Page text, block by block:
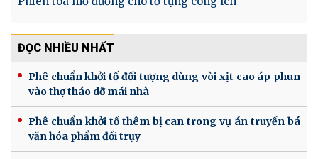
ĐỌC NHIỀU NHẤT
Phê chuẩn khởi tố đối tượng dùng vòi xịt cao áp phun
vào thợ tháo dỡ mái nhà
Phê chuẩn khởi tố thêm bị can trong vụ án truyền bá
văn hóa phẩm đồi trụy